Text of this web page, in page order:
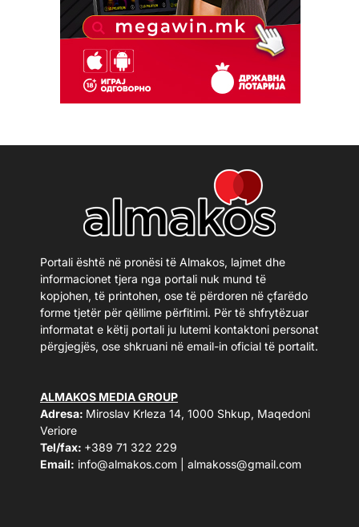
Portali është në pronësi të Almakos, lajmet dhe
informacionet tjera nga portali nuk mund të
kopjohen, të printohen, ose të përdoren në çfarëdo
forme tjetër për qëllime përfitimi. Për të shfrytëzuar
informatat e këtij portali ju lutemi kontaktoni personat
përgjegjës, ose shkruani në email-in oficial të portalit.
ALMAKOS MEDIA GROUP
Adresa: Miroslav Krleza 14, 1000 Shkup, Maqedoni
Veriore
Tel/fax: +389 71 322 229
Email: info@almakos.com almakoss@gmail.com